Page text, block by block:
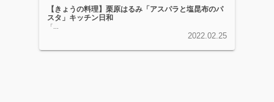
【きょうの料理】栗原はるみ「アスパラと塩昆布のパ
スタ」キッチン日和
「...
2022.02.25